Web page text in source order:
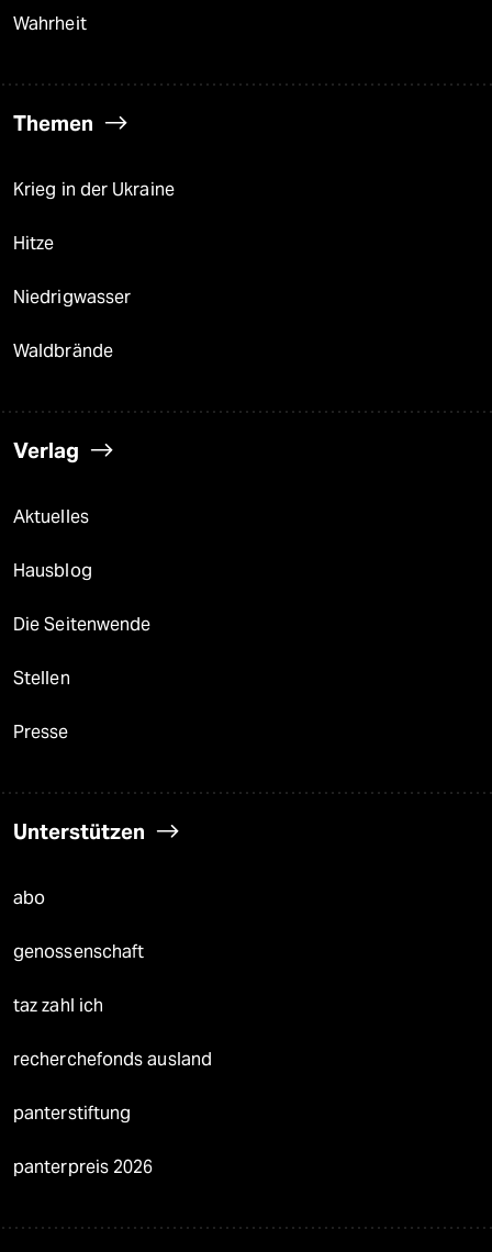
Wahrheit
Themen
Krieg in der Ukraine
Hitze
Niedrigwasser
Waldbrände
Verlag
Aktuelles
Hausblog
Die Seitenwende
Stellen
Presse
Unterstützen
abo
genossenschaft
taz zahl ich
recherchefonds ausland
panterstiftung
panterpreis 2026